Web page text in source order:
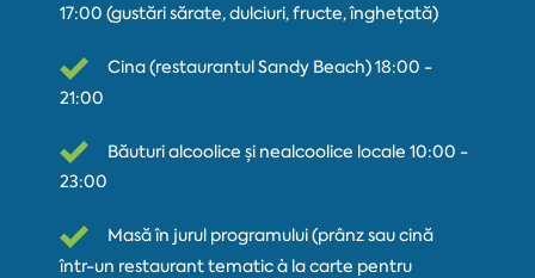
17:00 (gustări sărate, dulciuri, fructe, înghețată)
Cina (restaurantul Sandy Beach) 18:00 -
21:00
Băuturi alcoolice și nealcoolice locale 10:00 -
23:00
Masă în jurul programului (prânz sau cină
într-un restaurant tematic à la carte pentru